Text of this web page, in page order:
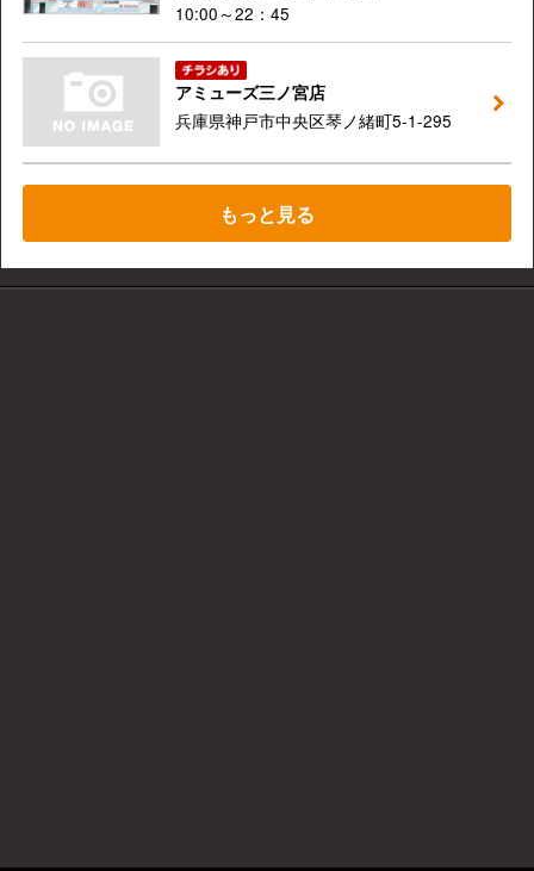
10:00～22：45
アミューズ三ノ宮店
兵庫県神戸市中央区琴ノ緒町5-1-295
もっと見る